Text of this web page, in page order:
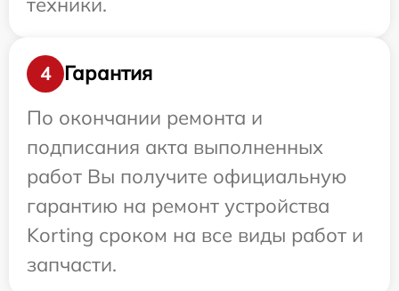
4
Гарантия
По окончании ремонта и
подписания акта выполненных
работ Вы получите официальную
гарантию на ремонт устройства
Korting сроком на все виды работ и
запчасти.